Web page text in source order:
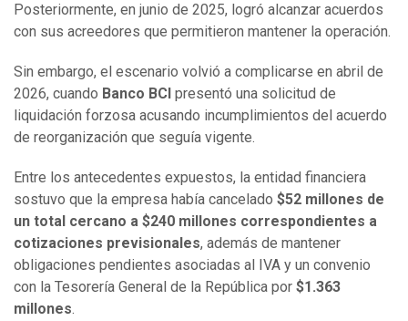
Posteriormente, en junio de 2025, logró alcanzar acuerdos
con sus acreedores que permitieron mantener la operación.
Sin embargo, el escenario volvió a complicarse en abril de
2026, cuando Banco BCI presentó una solicitud de
liquidación forzosa acusando incumplimientos del acuerdo
de reorganización que seguía vigente.
Entre los antecedentes expuestos, la entidad financiera
sostuvo que la empresa había cancelado $52 millones de
un total cercano a $240 millones correspondientes a
cotizaciones previsionales, además de mantener
obligaciones pendientes asociadas al IVA y un convenio
con la Tesorería General de la República por $1.363
millones.